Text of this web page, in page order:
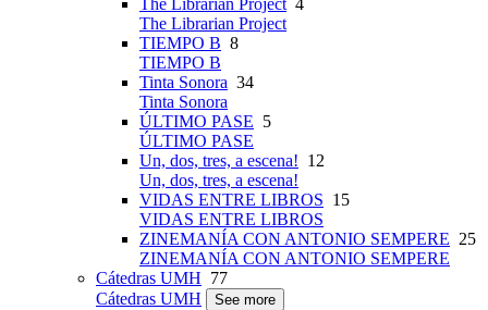
The Librarian Project 4
The Librarian Project
TIEMPO B 8
TIEMPO B
Tinta Sonora 34
Tinta Sonora
ÚLTIMO PASE 5
ÚLTIMO PASE
Un, dos, tres, a escena! 12
Un, dos, tres, a escena!
VIDAS ENTRE LIBROS 15
VIDAS ENTRE LIBROS
ZINEMANÍA CON ANTONIO SEMPERE 25
ZINEMANÍA CON ANTONIO SEMPERE
Cátedras UMH 77
Cátedras UMH
See more